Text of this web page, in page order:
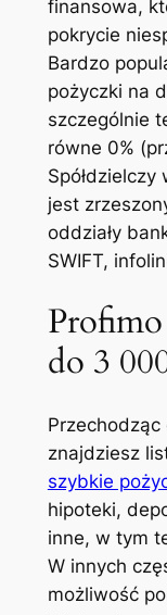
finansowa,
pokrycie
Bardzo
pożyczki na
szczególnie
równe 0%
jest
oddziały
SWIFT,
do 3
znajdziesz
szybkie
hipoteki,
inne, w tym
W innych
możliwość